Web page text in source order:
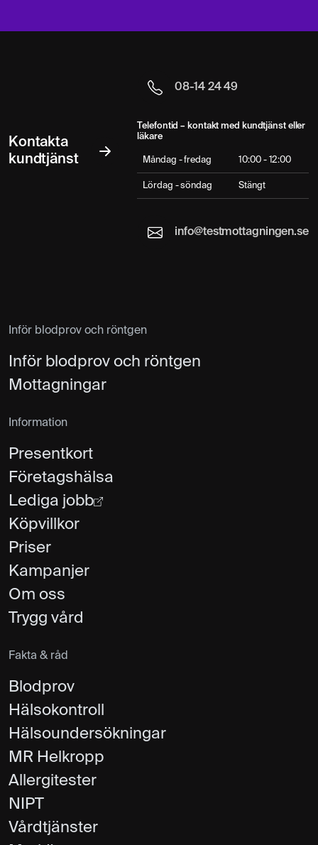
Kontakta
kundtjänst
08-14 24 49
Telefontid – kontakt med kundtjänst eller
läkare
Måndag - fredag 10:00 - 12:00
Lördag - söndag Stängt
info@testmottagningen.se
Inför blodprov och röntgen
Inför blodprov och röntgen
Mottagningar
Information
Presentkort
Företagshälsa
Lediga jobb
Köpvillkor
Priser
Kampanjer
Om oss
Trygg vård
Fakta & råd
Blodprov
Hälsokontroll
Hälsoundersökningar
MR Helkropp
Allergitester
NIPT
Vårdtjänster